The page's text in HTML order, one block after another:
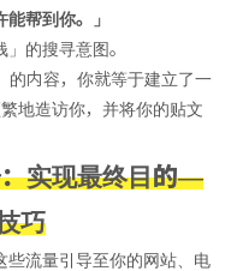
帮到你。」
的搜寻意图。
的内容，你就等于建立了一
地造访你，并将你的贴文
：实现最终目的—
巧
些流量引导至你的网站、电